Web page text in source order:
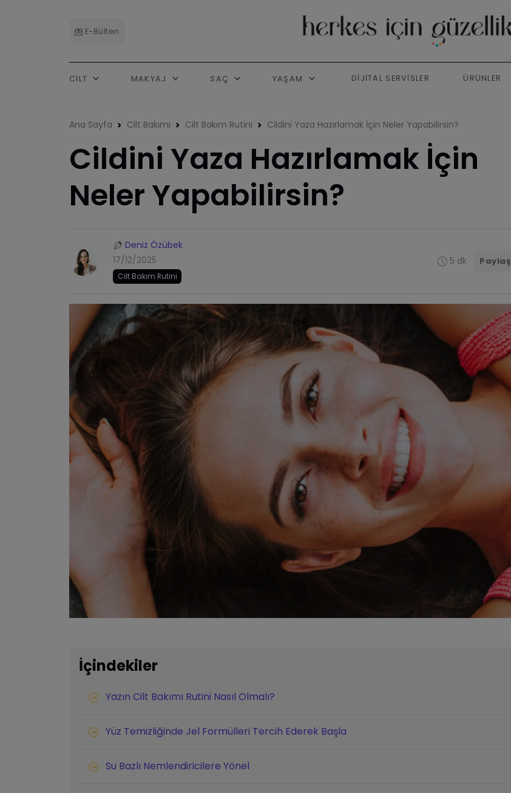
E-Bülten
CILT MAKYAJ SAÇ YAŞAM DIJITAL SERVISLER ÜRÜNLER
Ana Sayfa Cilt Bakımı Cilt Bakım Rutini Cildini Yaza Hazırlamak İçin Neler Yapabilirsin?
Cildini Yaza Hazırlamak İçin
Neler Yapabilirsin?
Deniz Özübek
17/12/2025
Cilt Bakım Rutini
5 dk Paylaş
İçindekiler
Yazın Cilt Bakımı Rutini Nasıl Olmalı?
Yüz Temizliğinde Jel Formülleri Tercih Ederek Başla
Su Bazlı Nemlendiricilere Yönel